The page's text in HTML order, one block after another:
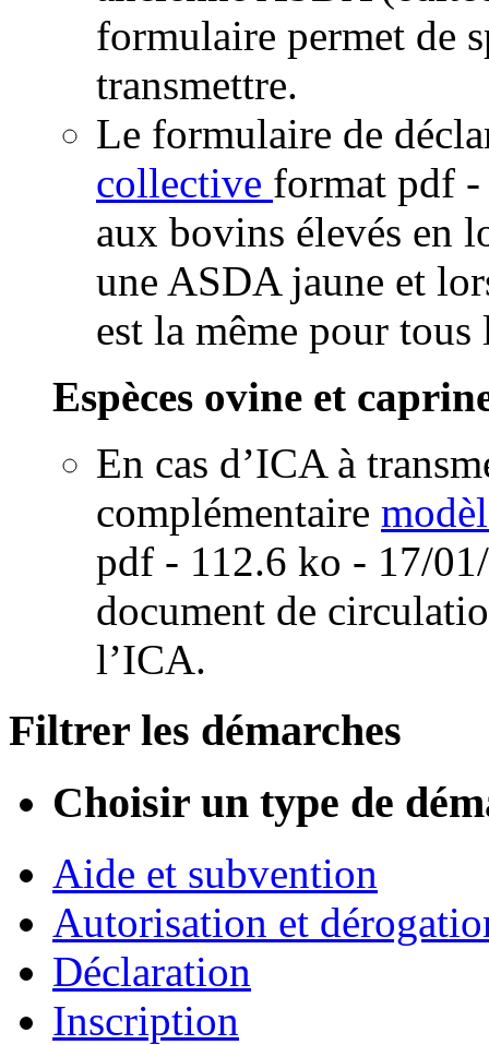
formulaire permet de
transmettre.
Le formulaire de
collective format pdf -
aux bovins élevés en
une ASDA jaune et
est la même pour
Espèces ovine et
En cas d’ICA à
complémentaire
pdf - 112.6 ko - 17/
document de
l’ICA.
Filtrer les démarches
Choisir un type de
Aide et subvention
Autorisation et
Déclaration
Inscription